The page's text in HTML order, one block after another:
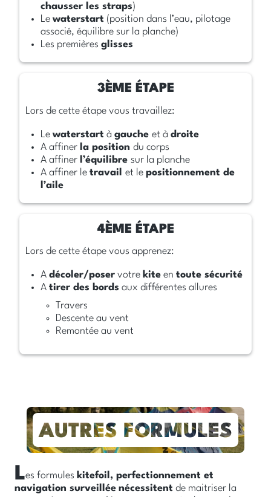
chausser les straps)
Lewaterstart (position dans l’eau, pilotage
associé, équilibre sur la planche)
Les premièresglisses
Lors de cette étape vous travaillez:
Lewaterstart àgaucheet àdroite
A affiner la positiondu corps
A affiner l’équilibresur la planche
A affiner letravailet lepositionnement de
l’aile
Lors de cette étape vous apprenez:
Adécoler/poser votrekite entoute sécurité
Atirer des bords aux différentes allures
Travers
Descente au vent
Remontée au vent
Les formuleskitefoil, perfectionnement et
navigation surveillée nécessitent de maitriser la